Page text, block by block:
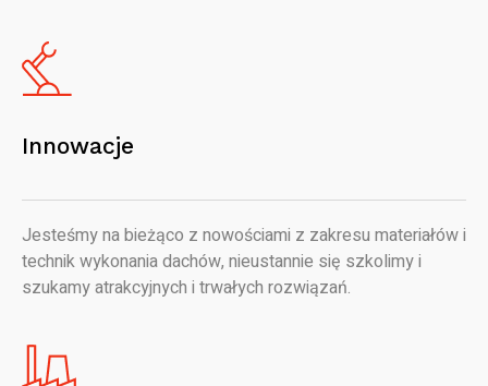
Innowacje
Jesteśmy na bieżąco z nowościami z zakresu materiałów i
technik wykonania dachów, nieustannie się szkolimy i
szukamy atrakcyjnych i trwałych rozwiązań.